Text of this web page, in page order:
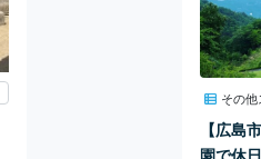
その他
【広島